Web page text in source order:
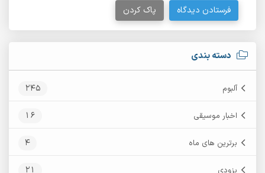
دسته بندی
آلبوم 245
اخبار موسیقی 16
برترین های ماه 4
21
فرستادن دیدگاه پاک کردن